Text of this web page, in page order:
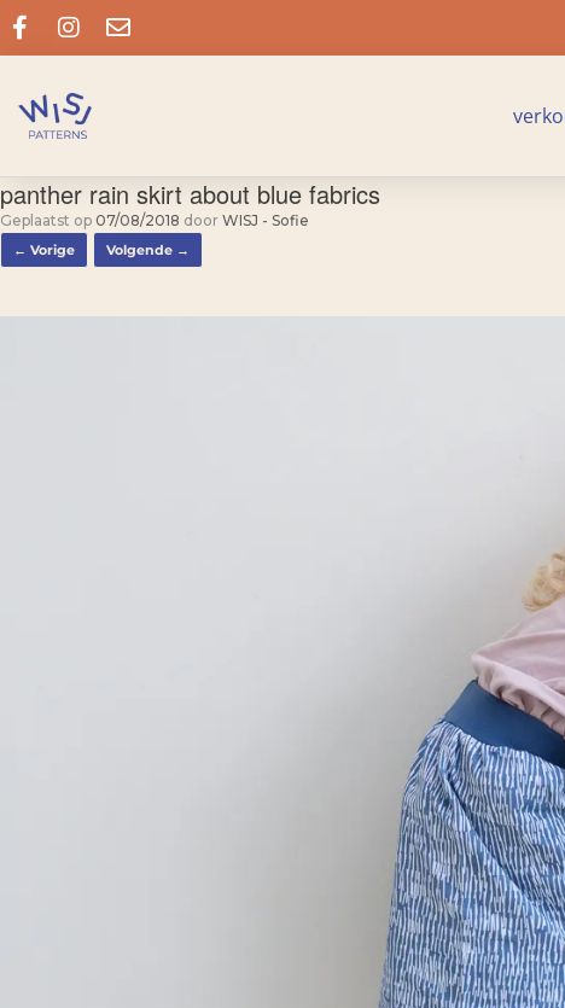
panther rain skirt about blue fabrics
Geplaatst op 07/08/2018 door WISJ - Sofie
← Vorige Volgende →